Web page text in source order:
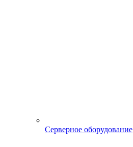
Серверное оборудование